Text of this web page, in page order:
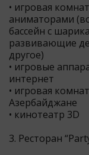
• игровая
аниматорами
бассейн с
развивающие
другое)
• игровые
интернет
• игровая
Азербайджане
• кинотеатр 3D
3. Ресторан